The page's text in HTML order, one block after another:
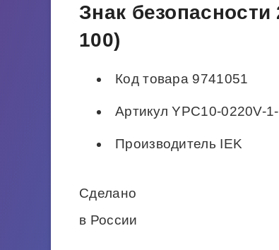
Знак безопасности
100)
Код товара 9741051
Артикул YPC10-0220V-
Производитель IEK
Сделано
в России